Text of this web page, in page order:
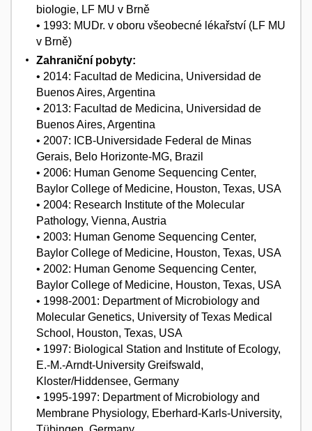
biologie, LF MU v Brně
• 1993: MUDr. v oboru všeobecné lékařství (LF MU
v Brně)
Zahraniční pobyty:
• 2014: Facultad de Medicina, Universidad de
Buenos Aires, Argentina
• 2013: Facultad de Medicina, Universidad de
Buenos Aires, Argentina
• 2007: ICB-Universidade Federal de Minas
Gerais, Belo Horizonte-MG, Brazil
• 2006: Human Genome Sequencing Center,
Baylor College of Medicine, Houston, Texas, USA
• 2004: Research Institute of the Molecular
Pathology, Vienna, Austria
• 2003: Human Genome Sequencing Center,
Baylor College of Medicine, Houston, Texas, USA
• 2002: Human Genome Sequencing Center,
Baylor College of Medicine, Houston, Texas, USA
• 1998-2001: Department of Microbiology and
Molecular Genetics, University of Texas Medical
School, Houston, Texas, USA
• 1997: Biological Station and Institute of Ecology,
E.-M.-Arndt-University Greifswald,
Kloster/Hiddensee, Germany
• 1995-1997: Department of Microbiology and
Membrane Physiology, Eberhard-Karls-University,